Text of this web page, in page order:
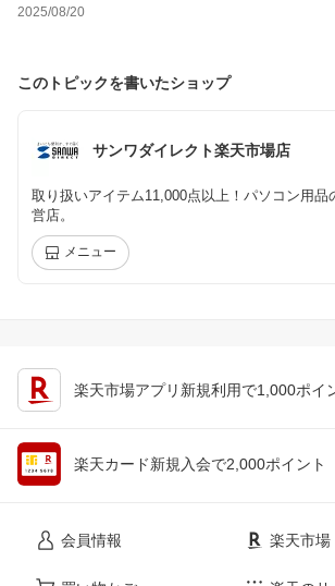
2025/08/20
このトピックを書いたショップ
サンワダイレクト楽天市場店
取り扱いアイテム11,000点以上！パソコン用品
営店。
メニュー
楽天市場アプリ新規利用で1,000ポイ
楽天カード新規入会で2,000ポイント
会員情報 楽天市場